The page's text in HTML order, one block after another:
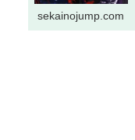
sekainojump.com